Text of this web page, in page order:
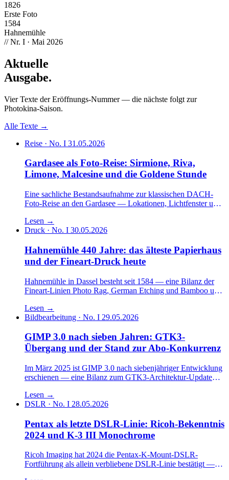
1826
Erste Foto
1584
Hahnemühle
// Nr. I · Mai 2026
Aktuelle
Ausgabe.
Vier Texte der Eröffnungs-Nummer — die nächste folgt zur
Photokina-Saison.
Alle Texte →
Reise · No. I 31.05.2026
Gardasee als Foto-Reise: Sirmione, Riva,
Limone, Malcesine und die Goldene Stunde
Eine sachliche Bestandsaufnahme zur klassischen DACH-
Foto-Reise an den Gardasee — Lokationen, Lichtfenster und
Lofoten.
Lesen →
Druck · No. I 30.05.2026
Hahnemühle 440 Jahre: das älteste Papierhaus
und der Fineart-Druck heute
Hahnemühle in Dassel besteht seit 1584 — eine Bilanz der
Fineart-Linien Photo Rag, German Etching und Bamboo und
Lesen →
Bildbearbeitung · No. I 29.05.2026
GIMP 3.0 nach sieben Jahren: GTK3-
Übergang und der Stand zur Abo-Konkurrenz
Im März 2025 ist GIMP 3.0 nach siebenjähriger Entwicklung
erschienen — eine Bilanz zum GTK3-Architektur-Update
DxO PhotoLab.
Lesen →
DSLR · No. I 28.05.2026
Pentax als letzte DSLR-Linie: Ricoh-Bekenntnis
2024 und K-3 III Monochrome
Ricoh Imaging hat 2024 die Pentax-K-Mount-DSLR-
Fortführung als allein verbliebene DSLR-Linie bestätigt —